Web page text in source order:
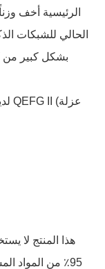
الحالي للشبكات
بشكل كبير من
هذا المنتج لا
95٪ من المواد